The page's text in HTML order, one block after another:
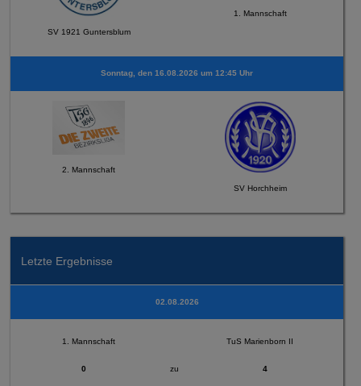
SV 1921 Guntersblum
1. Mannschaft
Sonntag, den 16.08.2026 um 12:45 Uhr
2. Mannschaft
SV Horchheim
Letzte Ergebnisse
02.08.2026
1. Mannschaft TuS Marienborn II
0 zu 4